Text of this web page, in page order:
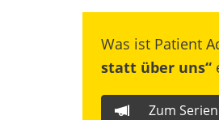
Was ist Patient
statt über uns“
Zum